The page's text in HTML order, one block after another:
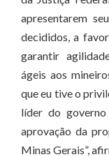
apresentarem
decididos, a
garantir
ágeis aos
que eu tive o
líder do
aprovação da
Minas Gerais”,